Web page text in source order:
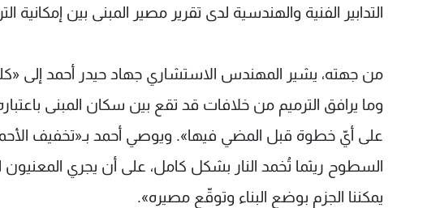
التدابير الفنية والهندسية لدى تقرير مصير المبنى بين إمكانية
من جهته، يشير المهندس الاستشاري جهاد حيدر أحمد إلى
وما يرافق الترميم من خلافات قد تقع بين سكان المبنى
على أيّ خطوة قبل المضي فيها». ويوصي أحمد بـ«تخفيف
السطوح ريثما تُخمد النار بشكل كامل، على أن يجري المعنيون
يمكننا الجزم بوضع البناء وتوقّع مصيره».